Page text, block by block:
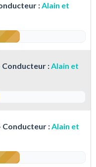
:Alain et
Conducteur :Alain et
Conducteur :Alain et